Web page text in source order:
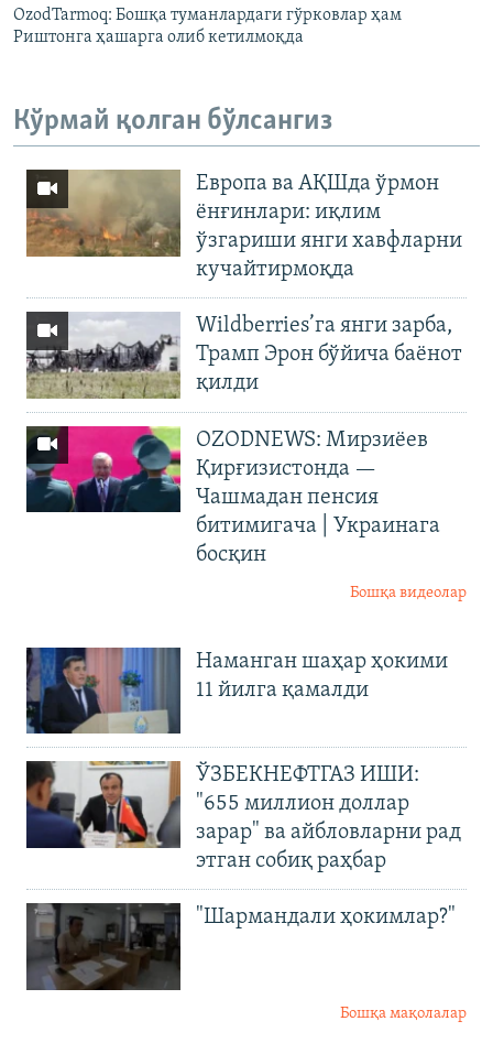
OzodTarmoq: Бошқа туманлардаги гўрковлар ҳам
Риштонга ҳашарга олиб кетилмоқда
Кўрмай қолган бўлсангиз
Европа ва АҚШда ўрмон
ёнғинлари: иқлим
ўзгариши янги хавфларни
кучайтирмоқда
Wildberries’га янги зарба,
Трамп Эрон бўйича баёнот
қилди
OZODNEWS: Мирзиёев
Қирғизистонда —
Чашмадан пенсия
битимигача | Украинага
босқин
Бошқа видеолар
Наманган шаҳар ҳокими
11 йилга қамалди
ЎЗБЕКНЕФТГАЗ ИШИ:
"655 миллион доллар
зарар" ва айбловларни рад
этган собиқ раҳбар
"Шармандали ҳокимлар?"
Бошқа мақолалар